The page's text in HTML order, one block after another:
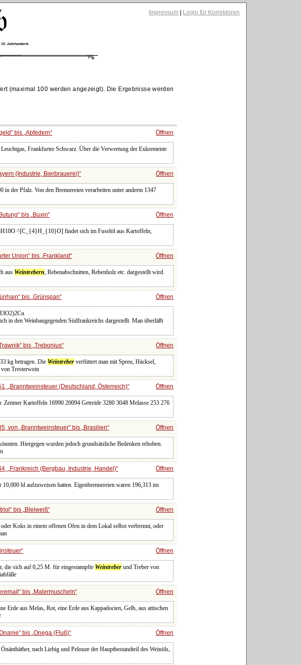
Impressum Login für Korrektoren
19. Jahrhunderts
(maximal 100 werden angezeigt). Die Ergebnisse werden
bis Abfedern Öffnen
Frankfurter Schwarz. Über die Verwertung der Exkremente
(Industrie, Bierbrauerei) Öffnen
der Pfalz. Von den Brennereien verarbeiten unter anderm 1347
bis Buxin Öffnen
^[C_{4}H_{10}O] findet sich im Fuselöl aus Kartoffeln,
Union bis Frankland Öffnen
aus Weintrebern, Rebenabschnitten, Rebenholz etc. dargestellt wird.
bis Grünspan Öffnen
Weinbaugegenden Südfrankreichs dargestellt. Man überläßt
bis Trebonius Öffnen
kg betragen. Die Weintreber verfüttert man mit Spreu, Häcksel,
Tresterwein
Branntweinsteuer (Deutschland, Österreich) Öffnen
Zentner Kartoffeln 16990 20094 Getreide 3280 3048 Melasse 253 276
von Branntweinsteuer bis Brasilien Öffnen
Hiergegen wurden jedoch grundsätzliche Bedenken erhoben.
Frankreich (Bergbau, Industrie, Handel) Öffnen
hl aufzuweisen hatten. Eigenbrennereien waren 196,313 im
bis Bleiweiß Öffnen
Koks in einem offenen Ofen in dem Lokal selbst verbrennt, oder
Öffnen
die sich auf 0,25 M. für eingestampfte Weintreber und Treber von
bis Malermuscheln Öffnen
Erde aus Melas, Rot, eine Erde aus Kappadocien, Gelb, aus attischen
bis Onega (Fluß) Öffnen
nach Liebig und Pelouze der Hauptbestandteil des Weinöls,